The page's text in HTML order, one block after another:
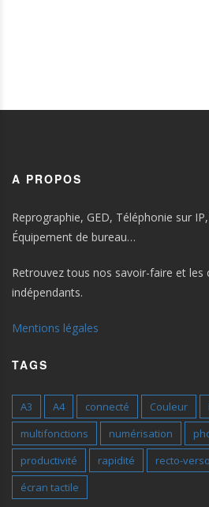
A PROPOS
Reprographie, GED, Téléphonie sur
Équipement de bureau…
Retrouvez tous nos savoir-faire et les
indépendants.
Mentions légales
TAGS
A3 A4 connecté Couleur
multifonctions
numérisation
productivité
rapidité recto-verso
écran tactile